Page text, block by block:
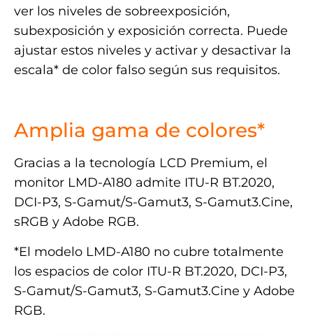
ver los niveles de sobreexposición,
subexposición y exposición correcta. Puede
ajustar estos niveles y activar y desactivar la
escala* de color falso según sus requisitos.
Amplia gama de colores*
Gracias a la tecnología LCD Premium, el
monitor LMD-A180 admite ITU-R BT.2020,
DCI-P3, S-Gamut/S-Gamut3, S-Gamut3.Cine,
sRGB y Adobe RGB.
*El modelo LMD-A180 no cubre totalmente
los espacios de color ITU-R BT.2020, DCI-P3,
S-Gamut/S-Gamut3, S-Gamut3.Cine y Adobe
RGB.